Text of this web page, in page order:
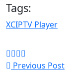
Tags:
XCIPTV Player
Previous Post